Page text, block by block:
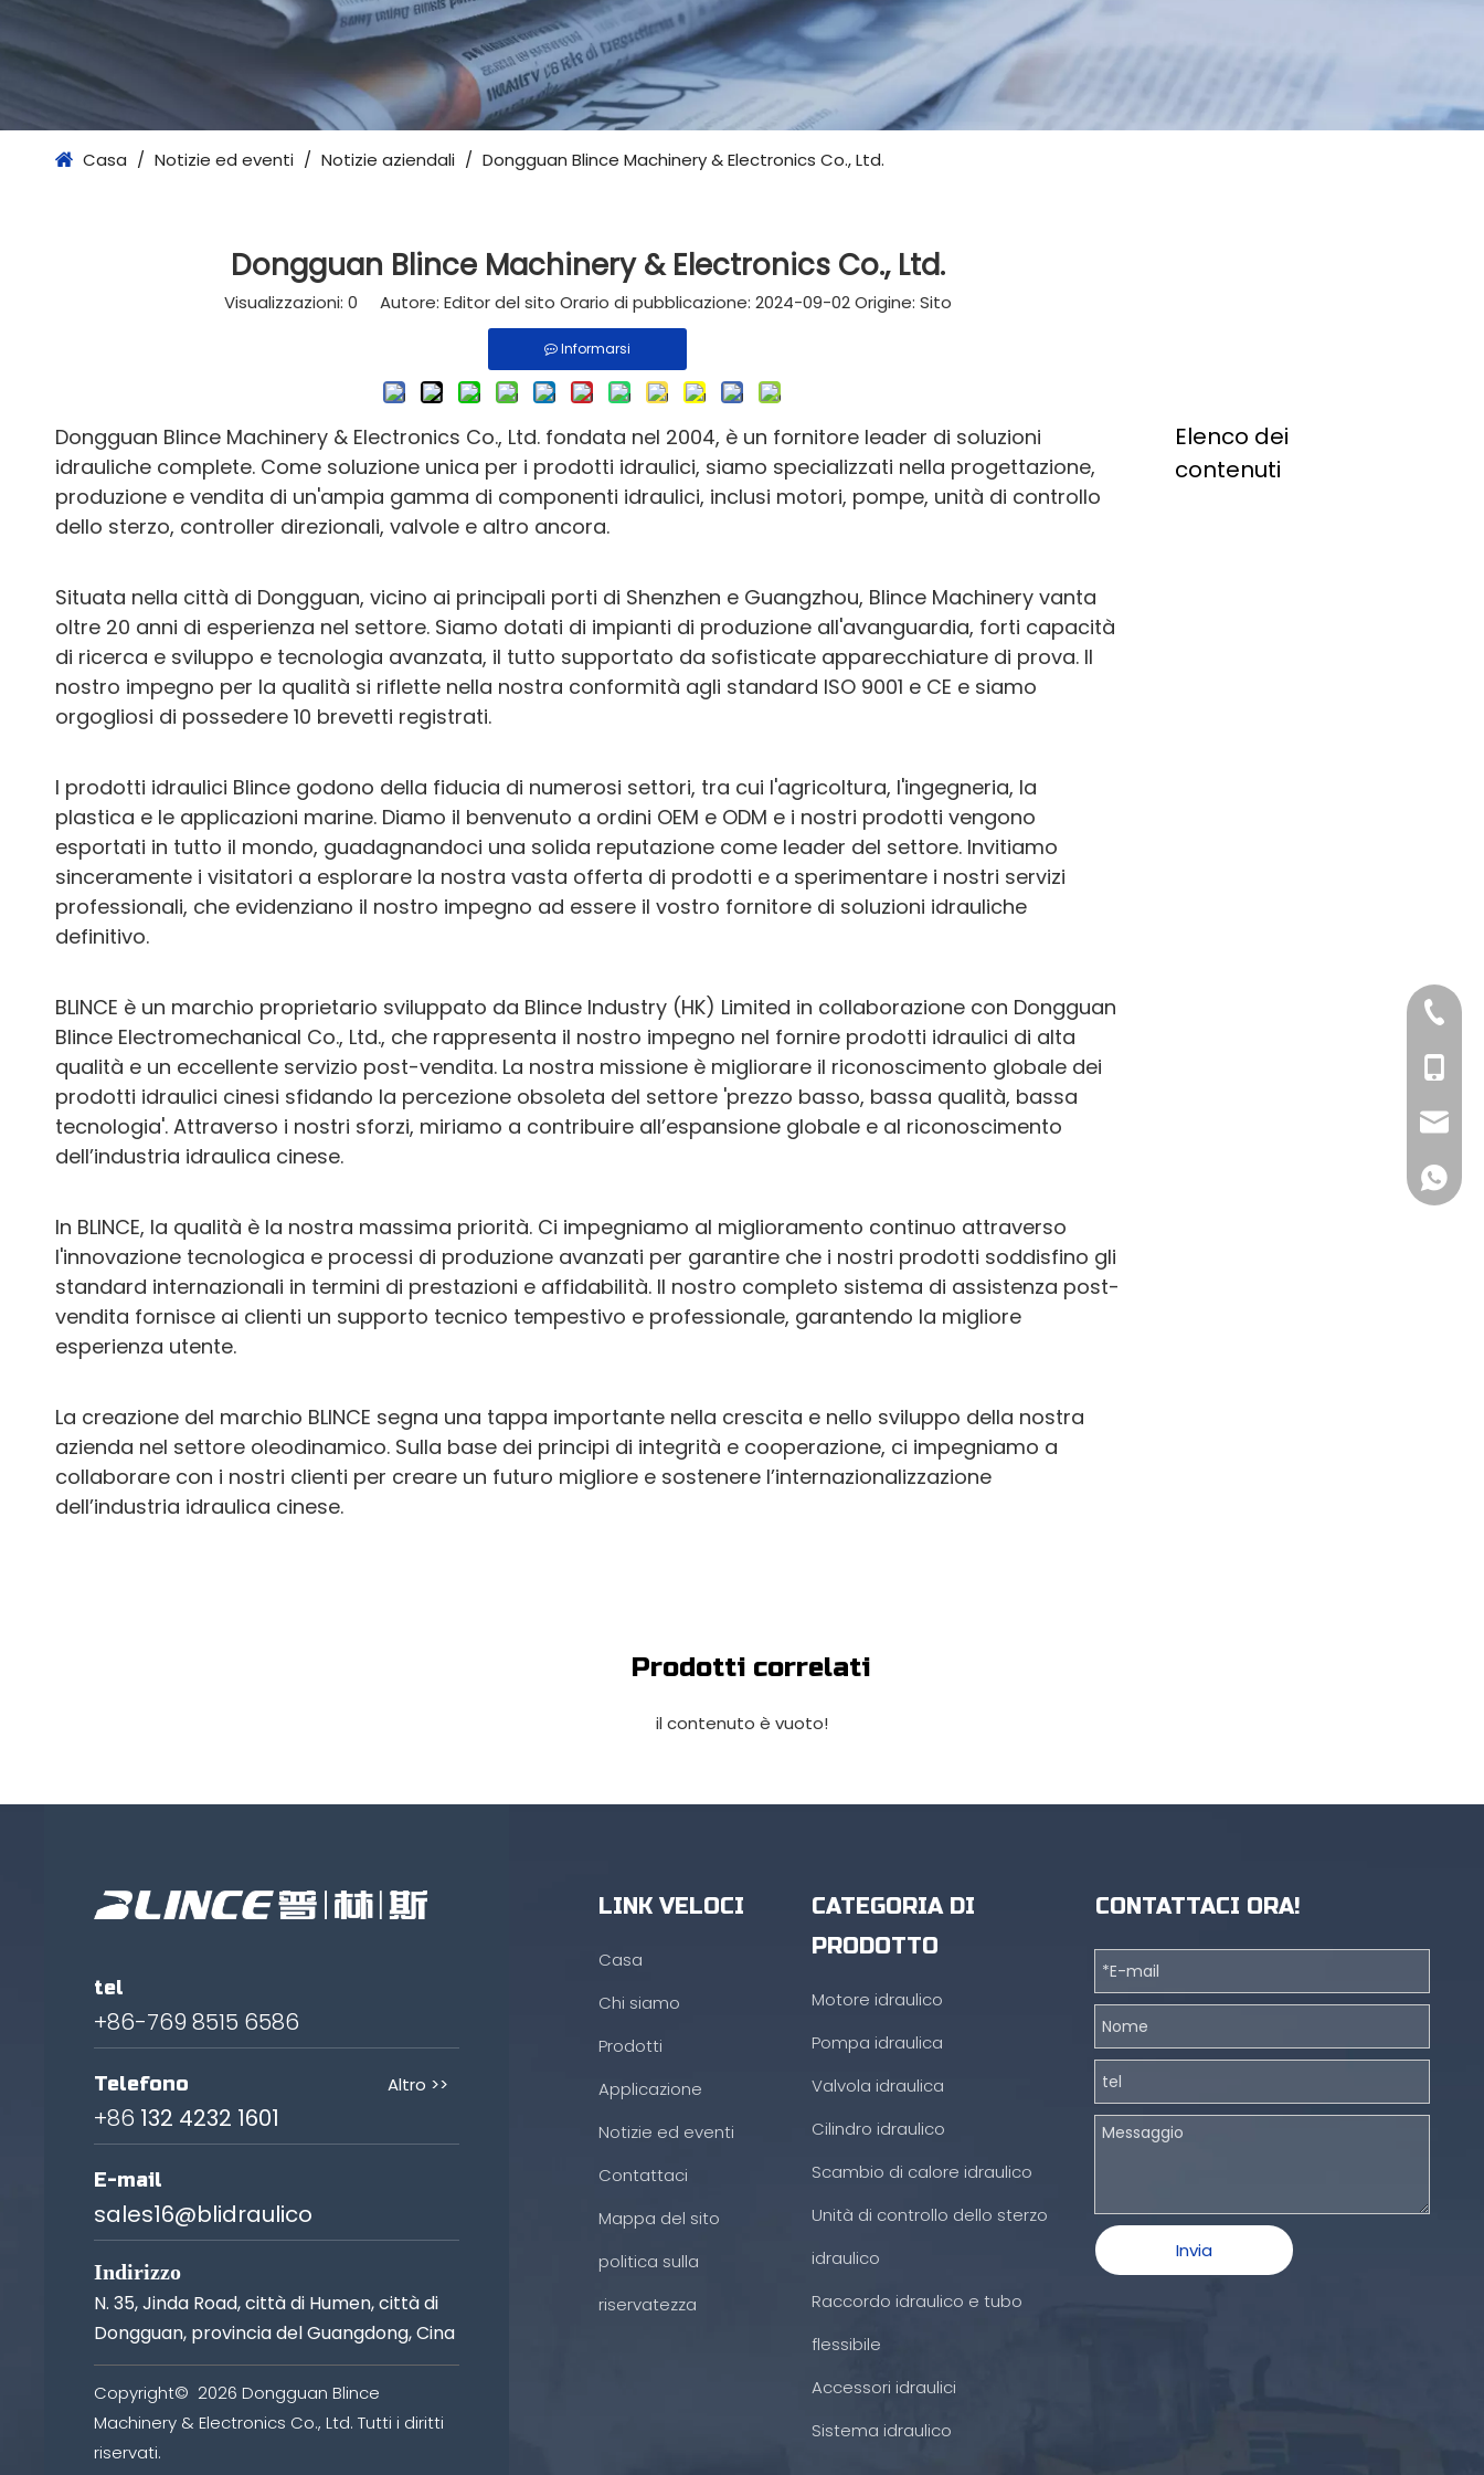
Casa / Notizie ed eventi / Notizie aziendali / Dongguan Blince Machinery & Electronics Co., Ltd.
Dongguan Blince Machinery & Electronics Co., Ltd.
Visualizzazioni: 0 Autore: Editor del sito Orario di pubblicazione: 2024-09-02 Origine: Sito
Informarsi
Dongguan Blince Machinery & Electronics Co., Ltd. fondata nel 2004, è un fornitore leader di soluzioni
idrauliche complete. Come soluzione unica per i prodotti idraulici, siamo specializzati nella progettazione,
produzione e vendita di un'ampia gamma di componenti idraulici, inclusi motori, pompe, unità di controllo
dello sterzo, controller direzionali, valvole e altro ancora.
Situata nella città di Dongguan, vicino ai principali porti di Shenzhen e Guangzhou, Blince Machinery vanta
oltre 20 anni di esperienza nel settore. Siamo dotati di impianti di produzione all'avanguardia, forti capacità
di ricerca e sviluppo e tecnologia avanzata, il tutto supportato da sofisticate apparecchiature di prova. Il
nostro impegno per la qualità si riflette nella nostra conformità agli standard ISO 9001 e CE e siamo
orgogliosi di possedere 10 brevetti registrati.
I prodotti idraulici Blince godono della fiducia di numerosi settori, tra cui l'agricoltura, l'ingegneria, la
plastica e le applicazioni marine. Diamo il benvenuto a ordini OEM e ODM e i nostri prodotti vengono
esportati in tutto il mondo, guadagnandoci una solida reputazione come leader del settore. Invitiamo
sinceramente i visitatori a esplorare la nostra vasta offerta di prodotti e a sperimentare i nostri servizi
professionali, che evidenziano il nostro impegno ad essere il vostro fornitore di soluzioni idrauliche
definitivo.
BLINCE è un marchio proprietario sviluppato da Blince Industry (HK) Limited in collaborazione con Dongguan
Blince Electromechanical Co., Ltd., che rappresenta il nostro impegno nel fornire prodotti idraulici di alta
qualità e un eccellente servizio post-vendita. La nostra missione è migliorare il riconoscimento globale dei
prodotti idraulici cinesi sfidando la percezione obsoleta del settore 'prezzo basso, bassa qualità, bassa
tecnologia'. Attraverso i nostri sforzi, miriamo a contribuire all’espansione globale e al riconoscimento
dell’industria idraulica cinese.
In BLINCE, la qualità è la nostra massima priorità. Ci impegniamo al miglioramento continuo attraverso
l'innovazione tecnologica e processi di produzione avanzati per garantire che i nostri prodotti soddisfino gli
standard internazionali in termini di prestazioni e affidabilità. Il nostro completo sistema di assistenza post-
vendita fornisce ai clienti un supporto tecnico tempestivo e professionale, garantendo la migliore
esperienza utente.
La creazione del marchio BLINCE segna una tappa importante nella crescita e nello sviluppo della nostra
azienda nel settore oleodinamico. Sulla base dei principi di integrità e cooperazione, ci impegniamo a
collaborare con i nostri clienti per creare un futuro migliore e sostenere l’internazionalizzazione
dell’industria idraulica cinese.
Elenco dei
contenuti
Prodotti correlati
il contenuto è vuoto!
tel
+86-769 8515 6586
Telefono Altro >>
+86 132 4232 1601
E-mail
sales16@blidraulico
Indirizzo
N. 35, Jinda Road, città di Humen, città di
Dongguan, provincia del Guangdong, Cina
Copyright© 2026 Dongguan Blince
Machinery & Electronics Co., Ltd. Tutti i diritti
riservati.
LINK VELOCI
Casa
Chi siamo
Prodotti
Applicazione
Notizie ed eventi
Contattaci
Mappa del sito
politica sulla
riservatezza
CATEGORIA DI
PRODOTTO
Motore idraulico
Pompa idraulica
Valvola idraulica
Cilindro idraulico
Scambio di calore idraulico
Unità di controllo dello sterzo
idraulico
Raccordo idraulico e tubo
flessibile
Accessori idraulici
Sistema idraulico
+86-
+86 132
CONTATTACI ORA!
Invia